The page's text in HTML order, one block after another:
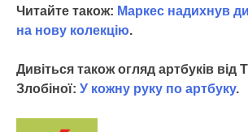
Читайте також: Маркес надихнув
на нову колекцію.
Дивіться також огляд артбуків від
Злобіної: У кожну руку по артбуку.